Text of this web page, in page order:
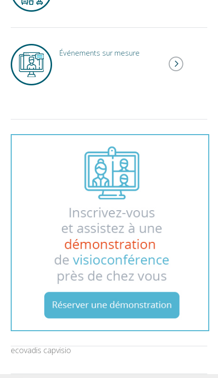
Événements sur mesure
ecovadis capvisio